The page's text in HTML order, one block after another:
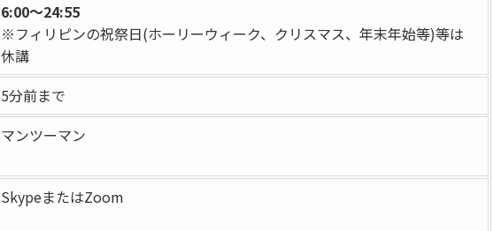
6:00～24:55
※フィリピンの祝祭日(ホーリーウィーク、クリスマス、年末年始等)等は
休講
5分前まで
マンツーマン
SkypeまたはZoom